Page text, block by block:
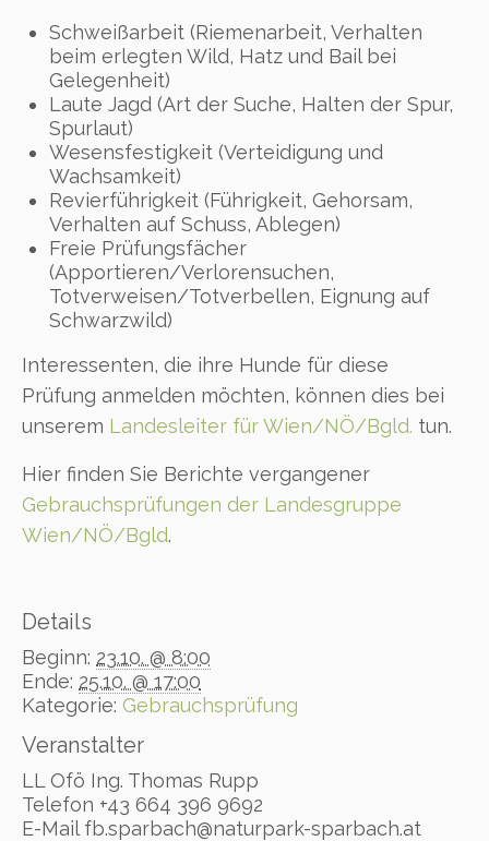
Schweißarbeit (Riemenarbeit, Verhalten
beim erlegten Wild, Hatz und Bail bei
Gelegenheit)
Laute Jagd (Art der Suche, Halten der Spur,
Spurlaut)
Wesensfestigkeit (Verteidigung und
Wachsamkeit)
Revierführigkeit (Führigkeit, Gehorsam,
Verhalten auf Schuss, Ablegen)
Freie Prüfungsfächer
(Apportieren/Verlorensuchen,
Totverweisen/Totverbellen, Eignung auf
Schwarzwild)
Interessenten, die ihre Hunde für diese
Prüfung anmelden möchten, können dies bei
unserem Landesleiter für Wien/NÖ/Bgld. tun.
Hier finden Sie Berichte vergangener
Gebrauchsprüfungen der Landesgruppe
Wien/NÖ/Bgld.
Details
Beginn: 23.10. @ 8:00
Ende: 25.10. @ 17:00
Kategorie: Gebrauchsprüfung
Veranstalter
LL Ofö Ing. Thomas Rupp
Telefon +43 664 396 9692
E-Mail fb.sparbach@naturpark-sparbach.at